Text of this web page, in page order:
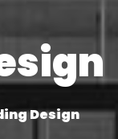
Design